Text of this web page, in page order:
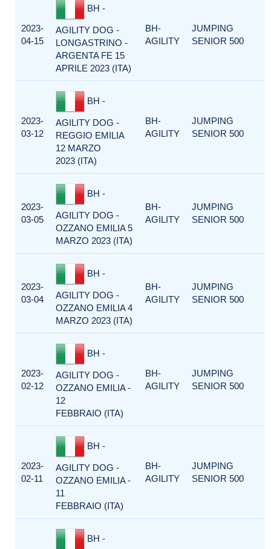
2023-
04-15
BH -
AGILITY DOG -
LONGASTRINO -
ARGENTA FE 15
APRILE 2023 (ITA)
BH-
AGILITY
JUMPING
SENIOR 500
2023-
03-12
BH -
AGILITY DOG -
REGGIO EMILIA
12 MARZO
2023 (ITA)
BH-
AGILITY
JUMPING
SENIOR 500
2023-
03-05
BH -
AGILITY DOG -
OZZANO EMILIA 5
MARZO 2023 (ITA)
BH-
AGILITY
JUMPING
SENIOR 500
2023-
03-04
BH -
AGILITY DOG -
OZZANO EMILIA 4
MARZO 2023 (ITA)
BH-
AGILITY
JUMPING
SENIOR 500
2023-
02-12
BH -
AGILITY DOG -
OZZANO EMILIA -
12
FEBBRAIO (ITA)
BH-
AGILITY
JUMPING
SENIOR 500
2023-
02-11
BH -
AGILITY DOG -
OZZANO EMILIA -
11
FEBBRAIO (ITA)
BH-
AGILITY
JUMPING
SENIOR 500
BH -